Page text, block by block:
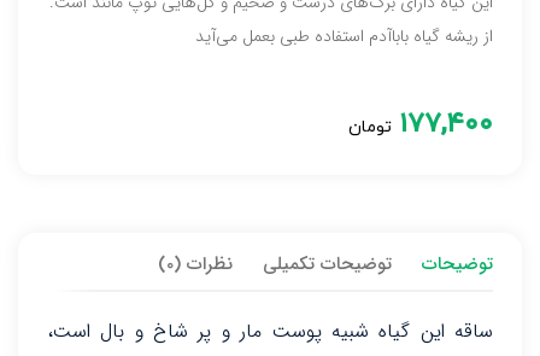
از ریشه گیاه باباآدم استفاده طبی بعمل می‌آید
۱۷۷,۴۰۰ تومان
توضیحات توضیحات تکمیلی نظرات (0)
ساقه این گیاه شبیه پوست مار و پر شاخ و بال است،